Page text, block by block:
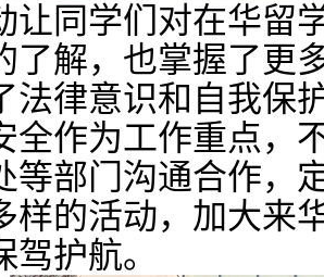
让同学们对在华留
解， 也掌握了更
法律意识和 自我保
全作为工作重点，
等部门沟通合作，
样的活动，加大来
驾护航。